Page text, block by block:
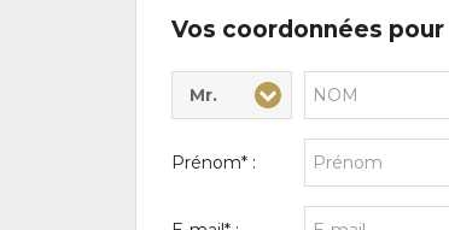
Vos coordonnées
Civilité* :
Mr.
Nom* :
Prénom* :